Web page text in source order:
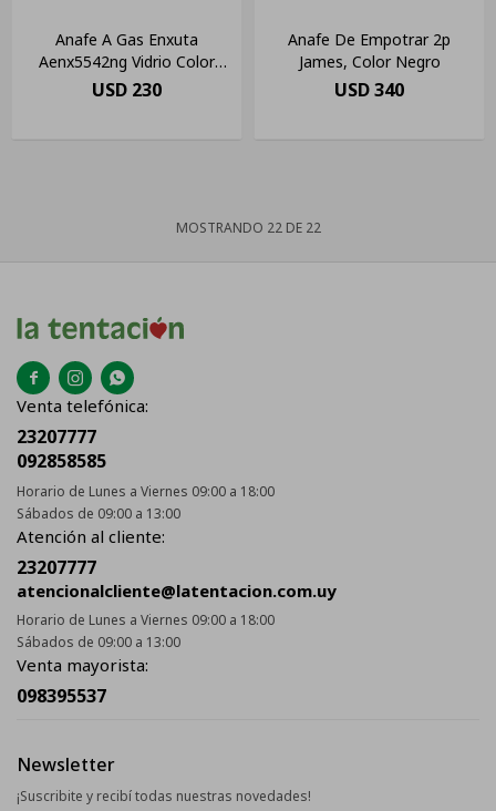
Anafe A Gas Enxuta
Aenx5542ng Vidrio Color
Negro Color Vidrio Negro
USD 230
Anafe De Empotrar 2p
James, Color Negro
USD340
MOSTRANDO 22DE 22
  
Venta telefónica:
23207777
092858585
Horario de Lunes a Viernes 09:00 a 18:00
Sábados de 09:00 a 13:00
Atención al cliente:
23207777
atencionalcliente@latentacion.com.uy
Horario de Lunes a Viernes 09:00 a 18:00
Sábados de 09:00 a 13:00
Venta mayorista:
098395537
Newsletter
¡Suscribite y recibí todas nuestras novedades!